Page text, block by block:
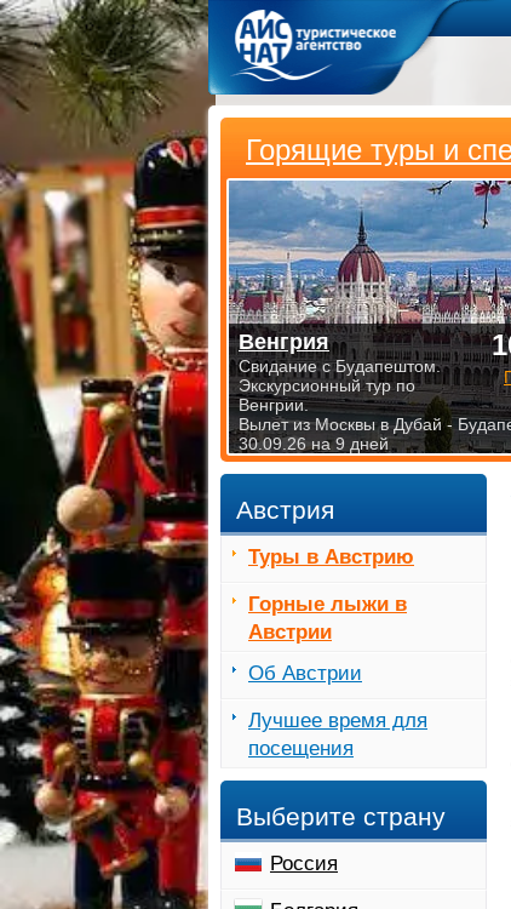
Австрия
Туры в Австрию
Горные лыжи в
Австрии
Об Австрии
Лучшее время для
посещения
Выберите страну
Россия
Горящие туры и
Венгрия
Свидание с Будапештом.
Экскурсионный тур по
Венгрии.
Вылет из Москвы в Дубай -
30.09.26 на 9 дней